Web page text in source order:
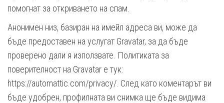
помогнат за откриването на спам.
Анонимен низ, базиран на имейл адреса ви, може да
бъде предоставен на услугат Gravatar, за да бъде
проверено дали я използвате. Политиката за
поверителност на Gravatar е тук:
https://automattic.com/privacy/. След като коментарът ви
бъде удобрен, профилната ви снимка ще бъде видима